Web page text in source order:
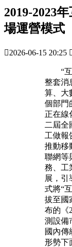
2019-2023
場運營模式
2026-06-15 20:25
“互
整套消
算、大
個部門
正在線
二屆全
工做報
推動移
聯網等
務、工
展，引
式將“
拔至國
布的《
測設備
國內傳
形勢下